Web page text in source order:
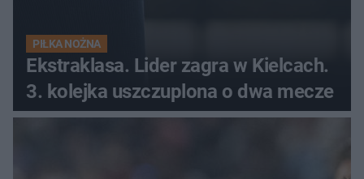
PIŁKA NOŻNA
Ekstraklasa. Lider zagra w Kielcach.
3. kolejka uszczuplona o dwa mecze